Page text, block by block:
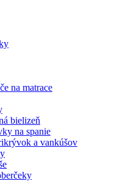
na matrace
bielizeň
na spanie
a vankúšov